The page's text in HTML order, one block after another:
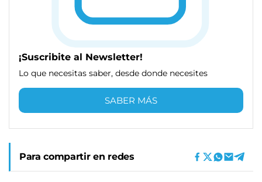
¡Suscribite al Newsletter!
Lo que necesitas saber, desde donde necesites
SABER MÁS
Para compartir en redes